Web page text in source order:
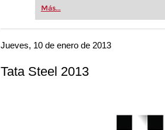
Whether you’re taking your
more efficiently, intelligently
approach than ever before.
Más...
Jueves, 10 de enero de 2013
Tata Steel 2013